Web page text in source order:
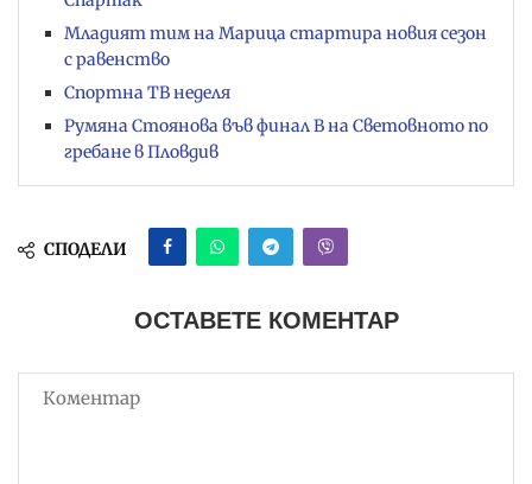
Младият тим на Марица стартира новия сезон
с равенство
Спортна ТВ неделя
Румяна Стоянова във финал B на Световното по
гребане в Пловдив
СПОДЕЛИ
ОСТАВЕТЕ КОМЕНТАР